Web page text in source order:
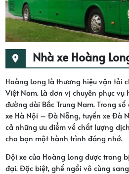
Nhà xe Hoàng
Hoàng Long là thương hiệu vận tải
Việt Nam. Là đơn vị chuyên phục
đường dài Bắc Trung Nam. Trong
xe Hà Nội – Đà Nẵng, tuyến xe Đà
cả những ưu điểm về chất lượng
cho bạn một hành trình đáng nhớ.
Đội xe của Hoàng Long được trang
đại. Đặc biệt, ghế ngồi vô cùng